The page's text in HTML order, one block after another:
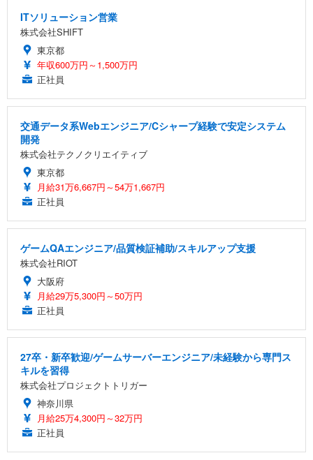
ITソリューション営業
株式会社SHIFT
東京都
年収600万円～1,500万円
正社員
交通データ系Webエンジニア/Cシャープ経験で安定システム
開発
株式会社テクノクリエイティブ
東京都
月給31万6,667円～54万1,667円
正社員
ゲームQAエンジニア/品質検証補助/スキルアップ支援
株式会社RIOT
大阪府
月給29万5,300円～50万円
正社員
27卒・新卒歓迎/ゲームサーバーエンジニア/未経験から専門ス
キルを習得
株式会社プロジェクトトリガー
神奈川県
月給25万4,300円～32万円
正社員